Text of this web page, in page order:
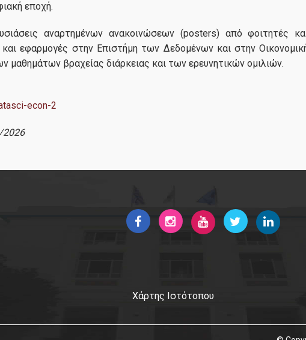
Έρευνα
Εφαρμοσμένης Στατιστικής, Πιθανοτήτων και Ανάλυσης
Δημοσιεύσεις
εποχή.
αναρτημένων ανακοινώσεων (posters) από φοιτητές
εφαρμογές στην Επιστήμη των Δεδομένων και στην
μαθημάτων βραχείας διάρκειας και των ερευνητικών ομιλιών.
econ-2
2026
Χάρτης Ιστότοπου